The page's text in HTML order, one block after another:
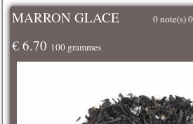
MARRON GLACE 0 note(s)
€ 6.70 100 grammes